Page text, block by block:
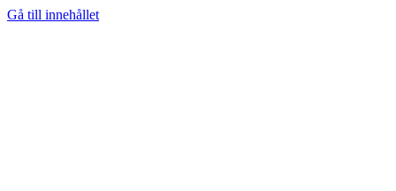
Gå till innehållet